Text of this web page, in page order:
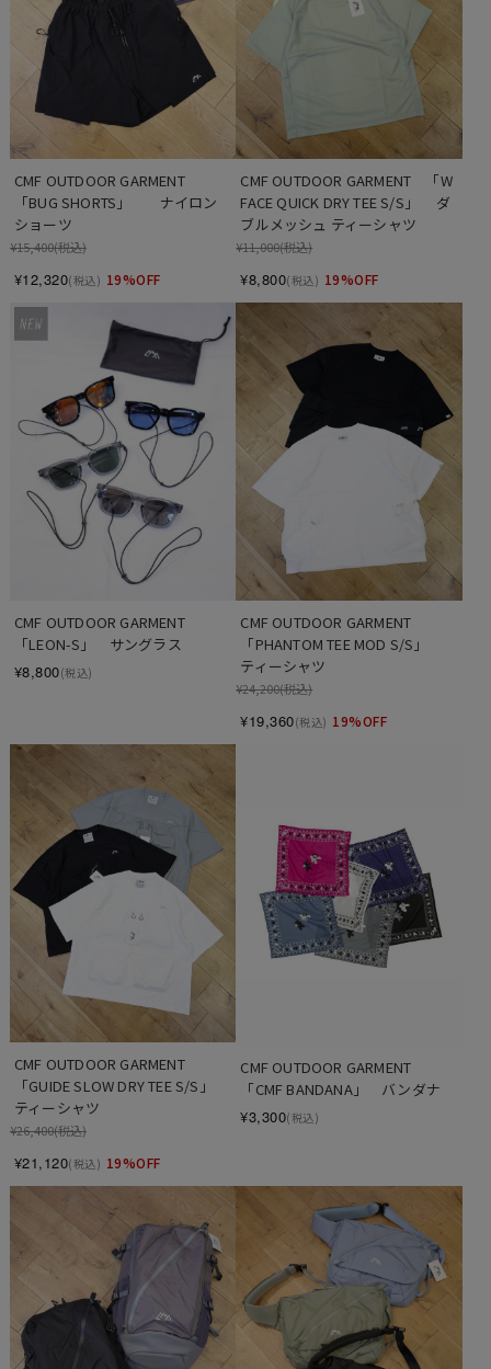
CMF OUTDOOR GARMENT
「BUG SHORTS」　　ナイロン
ショーツ
¥15,400(税込)
¥12,320(税込) 19%OFF
CMF OUTDOOR GARMENT　「W
FACE QUICK DRY TEE S/S」　 ダ
ブルメッシュ ティーシャツ
¥11,000(税込)
¥8,800(税込) 19%OFF
CMF OUTDOOR GARMENT
「LEON-S」　サングラス
¥8,800(税込)
CMF OUTDOOR GARMENT
「PHANTOM TEE MOD S/S」
ティーシャツ
¥24,200(税込)
¥19,360(税込) 19%OFF
CMF OUTDOOR GARMENT
「GUIDE SLOW DRY TEE S/S」
ティーシャツ
¥26,400(税込)
¥21,120(税込) 19%OFF
CMF OUTDOOR GARMENT
「CMF BANDANA」　バンダナ
¥3,300(税込)